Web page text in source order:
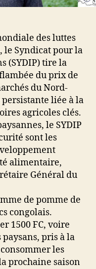
des luttes
le Syndicat pour la
(SYDIP) tire la
du prix de
du Nord-
liée à la
agricoles clés.
le SYDIP
sont les
alimentaire,
Général du
de pomme de
congolais.
1500 FC, voire
paysans, pris à la
les
prochaine saison